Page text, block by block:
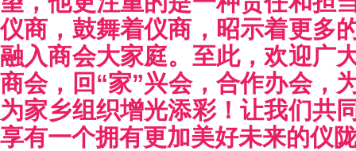
仪商，鼓舞着仪商，昭示着更多
融入商会大家庭。至此，欢迎广
商会，回“家”兴会，合作办会，
为家乡组织增光添彩！让我们共
享有一个拥有更加美好未来的仪